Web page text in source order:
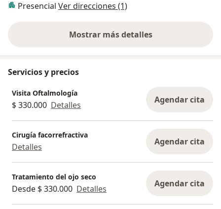
Presencial Ver direcciones (1)
Mostrar más detalles
sobre la experiencia
Servicios y precios
Visita Oftalmología
$ 330.000 Detalles Agendar cita
Cirugía facorrefractiva
Detalles Agendar cita
Tratamiento del ojo seco
Desde $ 330.000 Detalles Agendar cita